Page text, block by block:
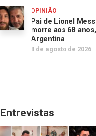
OPINIÃO
Pai de Lionel Messi
morre aos 68
Argentina
8 de agosto de 2026
Entrevistas